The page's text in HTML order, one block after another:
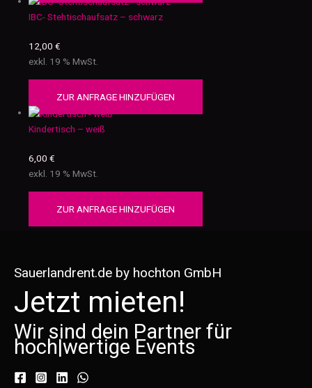
IBC- Stehtischaufsatz – schwarz
12,00€
exkl. 19 % MwSt.
ZUR ANFRAGE HINZUFÜGEN
Kindertisch – weiß
6,00€
exkl. 19 % MwSt.
ZUR ANFRAGE HINZUFÜGEN
Sauerlandrent.de by hochton GmbH
Jetzt mieten!
Wir sind dein Partner für
hoch|wertige Events